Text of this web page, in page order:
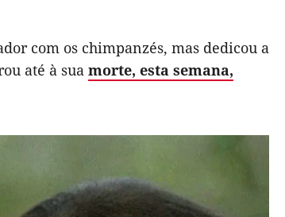
com os chimpanzés, mas dedicou a
até à sua morte, esta semana,